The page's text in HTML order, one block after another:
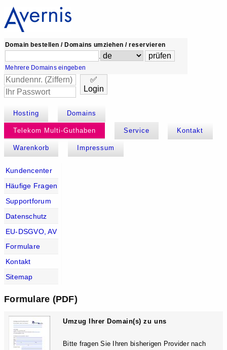
Domain bestellen / Domains umziehen / reservieren
.
Mehrere Domains eingeben
✅
Login
Hosting Domains
Telekom Multi-Guthaben Service Kontakt
Warenkorb Impressum
Kundencenter
Häufige Fragen
Supportforum
Datenschutz
EU-DSGVO, AV
Formulare
Kontakt
Sitemap
Formulare (PDF)
Umzug Ihrer Domain(s) zu uns
Bitte fragen Sie Ihren bisherigen Provider nach